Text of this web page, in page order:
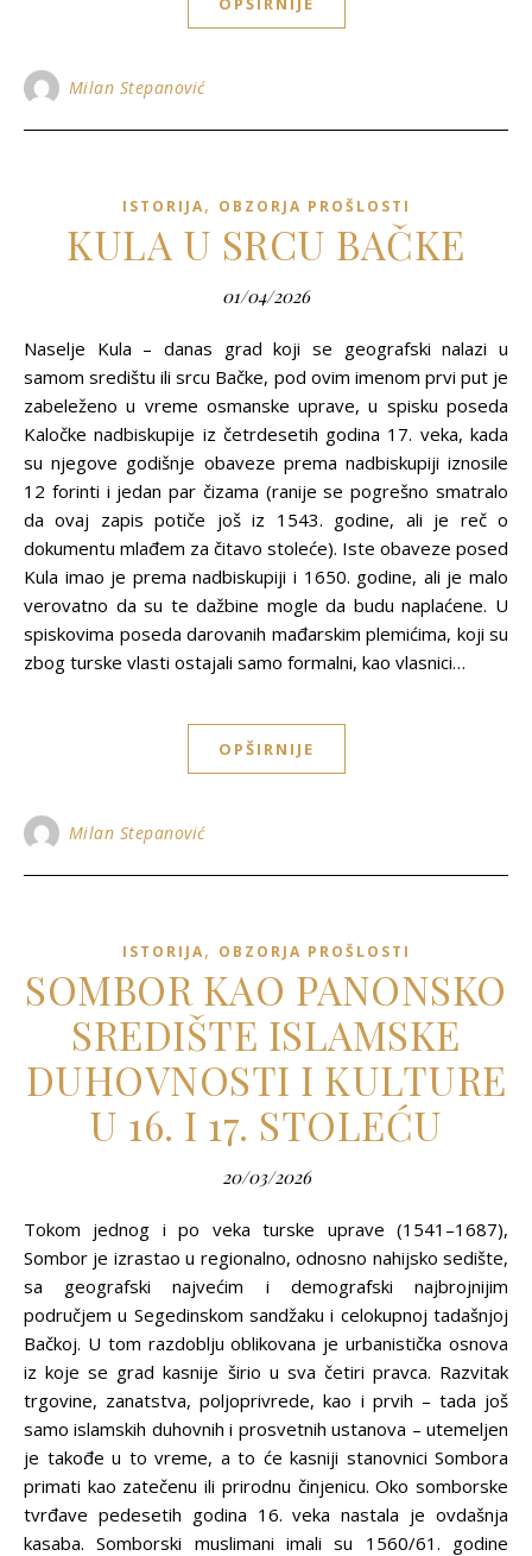
Milan Stepanović
ISTORIJA, OBZORJA PROŠLOSTI
KULA U SRCU BAČKE
01/04/2026
Naselje Kula – danas grad koji se geografski nalazi u
samom središtu ili srcu Bačke, pod ovim imenom prvi put je
zabeleženo u vreme osmanske uprave, u spisku poseda
Kaločke nadbiskupije iz četrdesetih godina 17. veka, kada
su njegove godišnje obaveze prema nadbiskupiji iznosile
12 forinti i jedan par čizama (ranije se pogrešno smatralo
da ovaj zapis potiče još iz 1543. godine, ali je reč o
dokumentu mlađem za čitavo stoleće). Iste obaveze posed
Kula imao je prema nadbiskupiji i 1650. godine, ali je malo
verovatno da su te dažbine mogle da budu naplaćene. U
spiskovima poseda darovanih mađarskim plemićima, koji su
zbog turske vlasti ostajali samo formalni, kao vlasnici…
OPŠIRNIJE
Milan Stepanović
ISTORIJA, OBZORJA PROŠLOSTI
SOMBOR KAO PANONSKO
SREDIŠTE ISLAMSKE
DUHOVNOSTI I KULTURE
U 16. I 17. STOLEĆU
20/03/2026
Tokom jednog i po veka turske uprave (1541–1687),
Sombor je izrastao u regionalno, odnosno nahijsko sedište,
sa geografski najvećim i demografski najbrojnijim
područjem u Segedinskom sandžaku i celokupnoj tadašnjoj
Bačkoj. U tom razdoblju oblikovana je urbanistička osnova
iz koje se grad kasnije širio u sva četiri pravca. Razvitak
trgovine, zanatstva, polјoprivrede, kao i prvih – tada još
samo islamskih duhovnih i prosvetnih ustanova – utemelјen
je takođe u to vreme, a to će kasniji stanovnici Sombora
primati kao zatečenu ili prirodnu činjenicu. Oko somborske
tvrđave pedesetih godina 16. veka nastala je ovdašnja
kasaba. Somborski muslimani imali su 1560/61. godine